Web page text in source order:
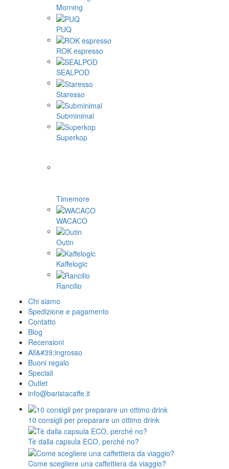
Morning
PUQ
ROK espresso
SEALPOD
Staresso
Subminimal
Superkop
Timemore
WACACO
Outin
Kaffelogic
Rancilio
Chi siamo
Spedizione e pagamento
Contatto
Blog
Recensioni
All&#39;ingrosso
Buoni regalo
Speciali
Outlet
info@baristacaffe.it
10 consigli per preparare un ottimo drink
Tè dalla capsula ECO, perché no?
Come scegliere una caffettiera da viaggio?